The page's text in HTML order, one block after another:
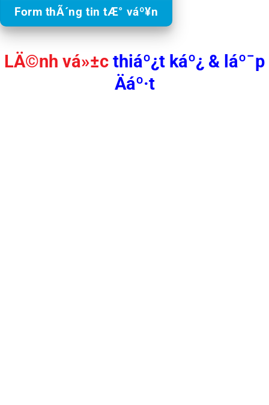
Form thÃ´ng tin tÆ° váº¥n
LÄ©nh vá»±c thiáº¿t káº¿ & láº¯p
Äáº·t